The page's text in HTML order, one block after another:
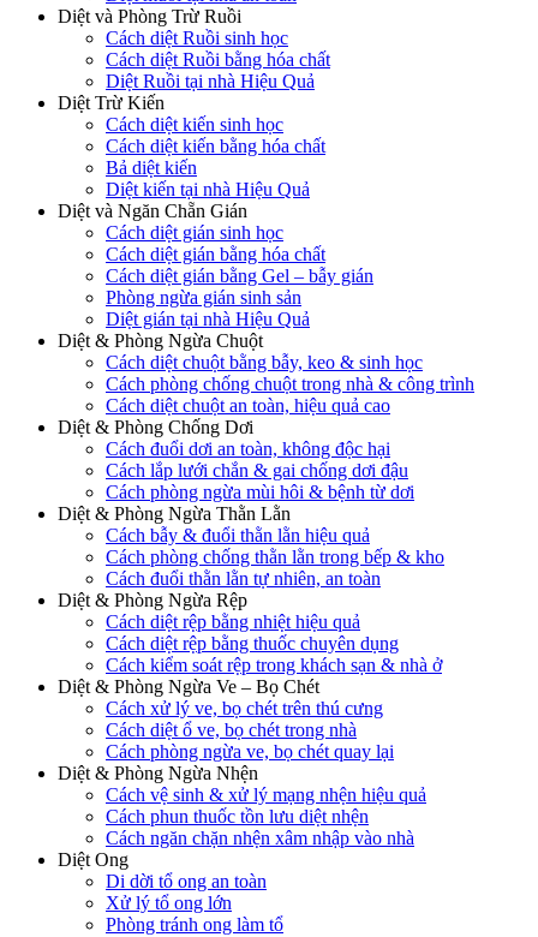
Diệt và Phòng Trừ Ruồi
Cách diệt Ruồi sinh học
Cách diệt Ruồi bằng hóa chất
Diệt Ruồi tại nhà Hiệu Quả
Diệt Trừ Kiến
Cách diệt kiến sinh học
Cách diệt kiến bằng hóa chất
Bả diệt kiến
Diệt kiến tại nhà Hiệu Quả
Diệt và Ngăn Chẵn Gián
Cách diệt gián sinh học
Cách diệt gián bằng hóa chất
Cách diệt gián bằng Gel – bẫy gián
Phòng ngừa gián sinh sản
Diệt gián tại nhà Hiệu Quả
Diệt & Phòng Ngừa Chuột
Cách diệt chuột bằng bẫy, keo & sinh học
Cách phòng chống chuột trong nhà & công trình
Cách diệt chuột an toàn, hiệu quả cao
Diệt & Phòng Chống Dơi
Cách đuổi dơi an toàn, không độc hại
Cách lắp lưới chắn & gai chống dơi đậu
Cách phòng ngừa mùi hôi & bệnh từ dơi
Diệt & Phòng Ngừa Thằn Lằn
Cách bẫy & đuổi thằn lằn hiệu quả
Cách phòng chống thằn lằn trong bếp & kho
Cách đuổi thằn lằn tự nhiên, an toàn
Diệt & Phòng Ngừa Rệp
Cách diệt rệp bằng nhiệt hiệu quả
Cách diệt rệp bằng thuốc chuyên dụng
Cách kiểm soát rệp trong khách sạn & nhà ở
Diệt & Phòng Ngừa Ve – Bọ Chét
Cách xử lý ve, bọ chét trên thú cưng
Cách diệt ổ ve, bọ chét trong nhà
Cách phòng ngừa ve, bọ chét quay lại
Diệt & Phòng Ngừa Nhện
Cách vệ sinh & xử lý mạng nhện hiệu quả
Cách phun thuốc tồn lưu diệt nhện
Cách ngăn chặn nhện xâm nhập vào nhà
Diệt Ong
Di dời tổ ong an toàn
Xử lý tổ ong lớn
Phòng tránh ong làm tổ